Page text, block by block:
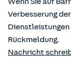
Verbesserung
Dienstleistungen
Rückmeldung.
Nachricht